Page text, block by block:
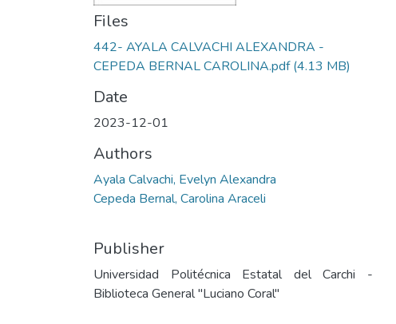
Files
442- AYALA CALVACHI ALEXANDRA -
CEPEDA BERNAL CAROLINA.pdf(4.13 MB)
Date
2023-12-01
Authors
Ayala Calvachi, Evelyn Alexandra
Cepeda Bernal, Carolina Araceli
Publisher
Universidad Politécnica Estatal del Carchi -
Biblioteca General "Luciano Coral"